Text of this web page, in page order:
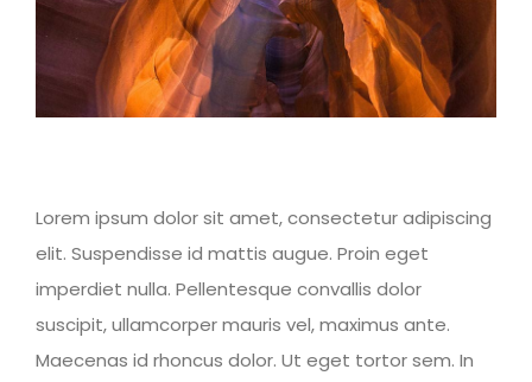
Lorem ipsum dolor sit amet, consectetur adipiscing
elit. Suspendisse id mattis augue. Proin eget
imperdiet nulla. Pellentesque convallis dolor
suscipit, ullamcorper mauris vel, maximus ante.
Maecenas id rhoncus dolor. Ut eget tortor sem. In